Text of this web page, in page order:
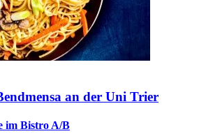
an der Uni Trier
im Bistro A/B